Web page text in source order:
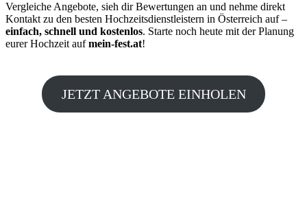
Vergleiche Angebote, sieh dir Bewertungen an und nehme direkt
Kontakt zu den besten Hochzeitsdienstleistern in Österreich auf –
einfach, schnell und kostenlos. Starte noch heute mit der Planung
eurer Hochzeit aufmein-fest.at!
JETZT ANGEBOTE EINHOLEN